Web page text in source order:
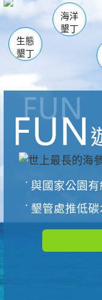
海生館
恆春
龍鑾潭
瓊麻
關山
白砂
生態
墾丁
海洋
墾丁
與國家公園
墾管處推低碳